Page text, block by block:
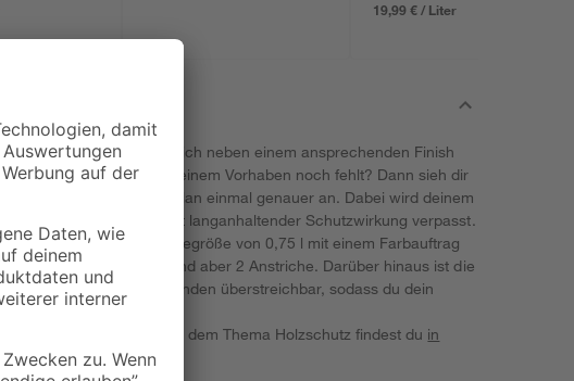
19,99 € / Liter
du mit einem Anstrich neben einem ansprechenden Finish
Ist es das, was deinem Vorhaben noch fehlt? Dann sieh dir
von Consolan einmal genauer an. Dabei wird deinem
im Farbton Silbergrau mit langanhaltender Schutzwirkung verpasst.
kannst du mit der Gebindegröße von 0,75 l mit einem Farbauftrag
Ergebnis empfohlen sind aber 2 Anstriche. Darüber hinaus ist die
nach nur wenigen Stunden überstreichbar, sodass du dein
kannst.
zu deinem Projekt mit dem Thema Holzschutz findest du in